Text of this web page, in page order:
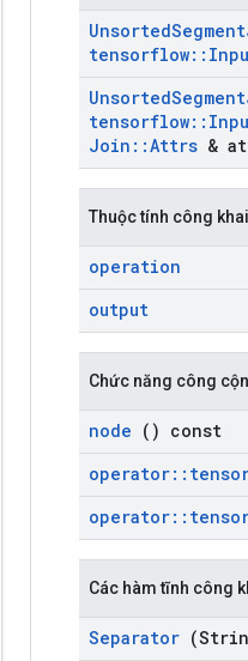
UnsortedSegment
tensorflow::
UnsortedSegment
tensorflow::
Join ::Attrs &
Thuộc tính công khai
operation
output
Chức năng công
node () const
operator::
operator::
Các hàm tĩnh công
Separator